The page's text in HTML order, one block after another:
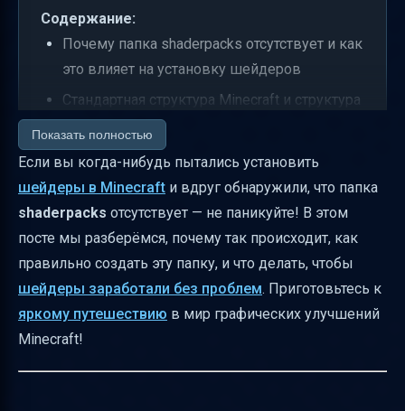
Содержание:
Почему папка shaderpacks отсутствует и как
это влияет на установку шейдеров
Стандартная структура Minecraft и структура
с шейдерами — в чём разница
Как создать папку shaderpacks через
официальный лаунчер — пошагово
Альтернативные способы создания папки
shaderpacks
Советы эксперта Александра Петрова для
новичков
Распространённые проблемы и их решения
Показать полностью
Если вы когда-нибудь пытались установить
шейдеры в Minecraft и вдруг обнаружили, что папка
shaderpacks отсутствует — не паникуйте! В этом
посте мы разберёмся, почему так происходит, как
правильно создать эту папку, и что делать, чтобы
шейдеры заработали без проблем. Приготовьтесь к
яркому путешествию в мир графических улучшений
Minecraft!